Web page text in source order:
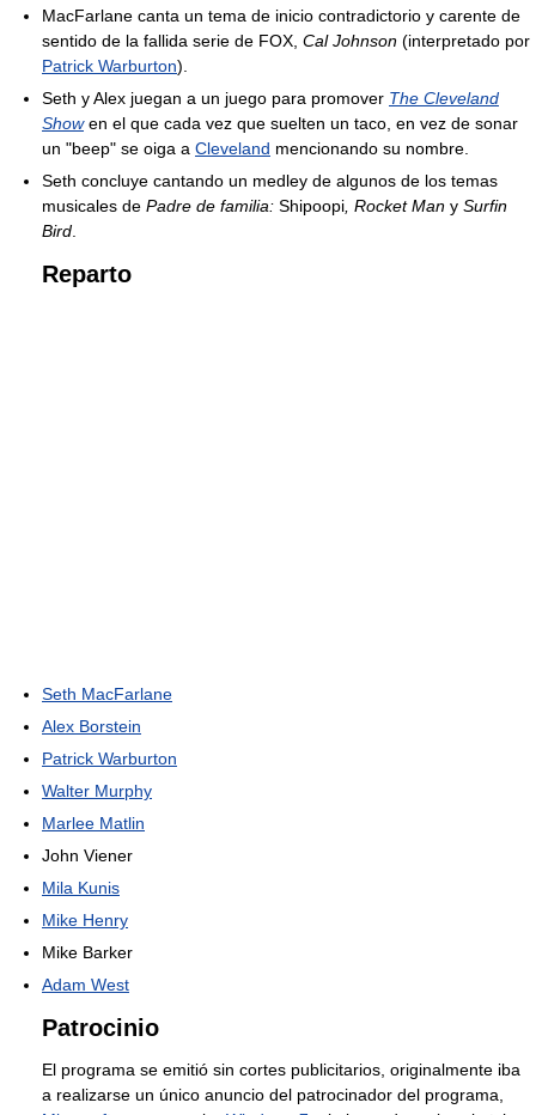
MacFarlane canta un tema de inicio contradictorio y carente de
sentido de la fallida serie de FOX, Cal Johnson (interpretado por
Patrick Warburton).
Seth y Alex juegan a un juego para promover The Cleveland
Showen el que cada vez que suelten un taco, en vez de sonar
un "beep" se oiga a Cleveland mencionando su nombre.
Seth concluye cantando un medley de algunos de los temas
musicales de Padre de familia: Shipoopi , Rocket Man y Surfin
Bird
Reparto
Seth MacFarlane
Alex Borstein
Patrick Warburton
Walter Murphy
Marlee Matlin
John Viener
Mila Kunis
Mike Henry
Mike Barker
Adam West
Patrocinio
El programa se emitió sin cortes publicitarios, originalmente iba
a realizarse un único anuncio del patrocinador del programa,